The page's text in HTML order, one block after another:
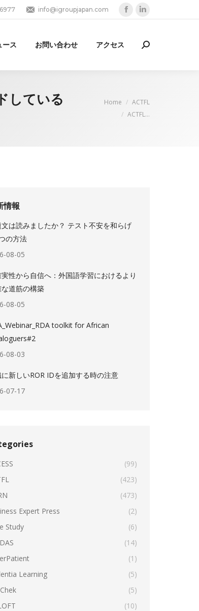
info@igroupjapan.com
opensopens
ース お問い合わせ アクセス Search:
している
You are here:
Home
ACTFL
ACTFL…
情報
文は読みましたか？ テスト不安を和らげ
の方法
08-05
性から自信へ：外国語学習におけるより
な道筋の構築
08-05
toolkit for African
08-03
新しいROR IDを追加する時の注意
07-17
(99)
(423)
(473)
Expert Press
(2)
Study
(6)
(14)
(1)
Learning
(5)
(5)
(10)